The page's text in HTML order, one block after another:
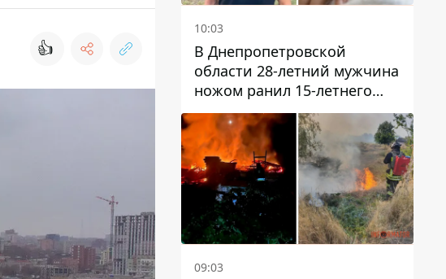
👍
10:03
В Днепропетровской
области 28-летний мужчина
ножом ранил 15-летнего
парня
09:03